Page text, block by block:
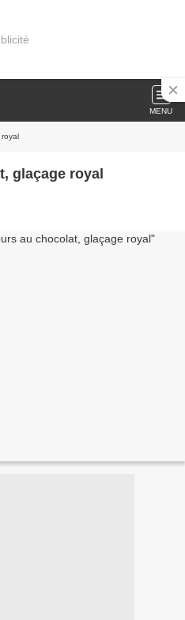
MENU
glaçage royal